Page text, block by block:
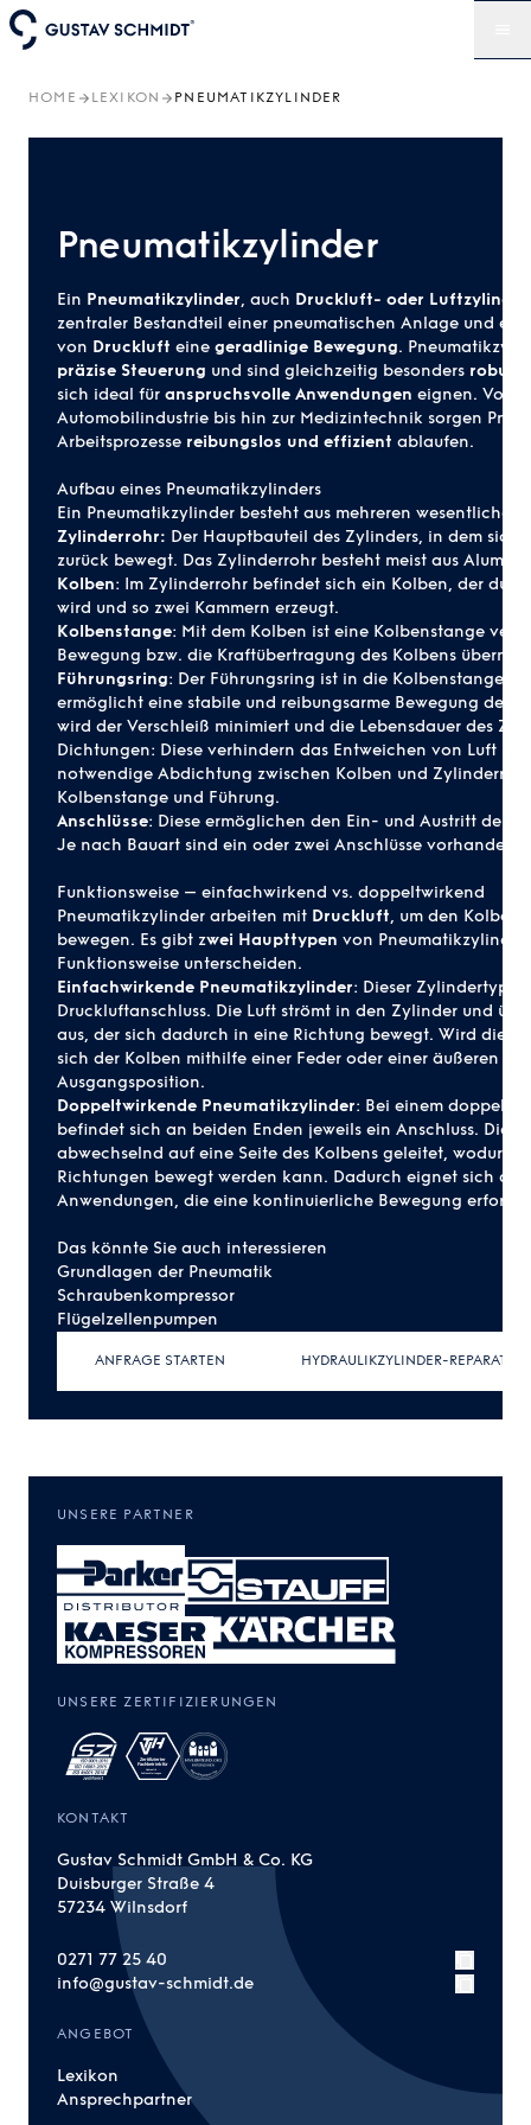
HOME LEXIKON PNEUMATIKZYLINDER
Pneumatikzylinder
Ein Pneumatikzylinder, auch Druckluft- oder Luftzylinder
zentraler Bestandteil einer pneumatischen Anlage und
von Druckluft eine geradlinige Bewegung.
präzise Steuerung und sind gleichzeitig besonders robust
sich ideal für anspruchsvolle Anwendungen eignen. Vom
Automobilindustrie bis hin zur Medizintechnik sorgen
Arbeitsprozesse reibungslos und effizient ablaufen.
Aufbau eines Pneumatikzylinders
Ein Pneumatikzylinder besteht aus mehreren wesentlichen
Zylinderrohr: Der Hauptbauteil des Zylinders, in dem sich
zurück bewegt. Das Zylinderrohr besteht meist aus
Kolben: Im Zylinderrohr befindet sich ein Kolben, der
wird und so zwei Kammern erzeugt.
Kolbenstange: Mit dem Kolben ist eine Kolbenstange
Bewegung bzw. die Kraftübertragung des Kolbens
Führungsring: Der Führungsring ist in die
ermöglicht eine stabile und reibungsarme Bewegung der
wird der Verschleiß minimiert und die Lebensdauer des
Dichtungen: Diese verhindern das Entweichen von Luft
notwendige Abdichtung zwischen Kolben und
Kolbenstange und Führung.
Anschlüsse: Diese ermöglichen den Ein- und Austritt der
Je nach Bauart sind ein oder zwei Anschlüsse vorhanden.
Funktionsweise – einfachwirkend vs. doppeltwirkend
Pneumatikzylinder arbeiten mit Druckluft, um den Kolben
bewegen. Es gibt zwei Haupttypen von
Funktionsweise unterscheiden.
Einfachwirkende Pneumatikzylinder: Dieser Zylindertyp
Druckluftanschluss. Die Luft strömt in den Zylinder und
aus, der sich dadurch in eine Richtung bewegt. Wird die
sich der Kolben mithilfe einer Feder oder einer äußeren
Ausgangsposition.
Doppeltwirkende Pneumatikzylinder: Bei einem
befindet sich an beiden Enden jeweils ein Anschluss. Die
abwechselnd auf eine Seite des Kolbens geleitet,
Richtungen bewegt werden kann. Dadurch eignet sich
Anwendungen, die eine kontinuierliche Bewegung
Das könnte Sie auch interessieren
Grundlagen der Pneumatik
Schraubenkompressor
Flügelzellenpumpen
ANFRAGE STARTEN HYDRAULIKZYLINDER-
UNSERE PARTNER
UNSERE ZERTIFIZIERUNGEN
KONTAKT
Gustav Schmidt GmbH & Co. KG
Duisburger Straße 4
57234 Wilnsdorf
0271 77 25 40
info@gustav-schmidt.de
ANGEBOT
Lexikon
Ansprechpartner